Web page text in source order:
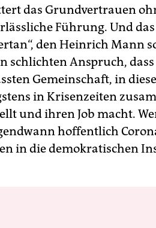
das Grundvertrauen
Führung. Und
den Heinrich Mann
schlichten Anspruch,
Gemeinschaft, in
in Krisenzeiten
und ihren Job macht.
hoffentlich
in die demokratischen